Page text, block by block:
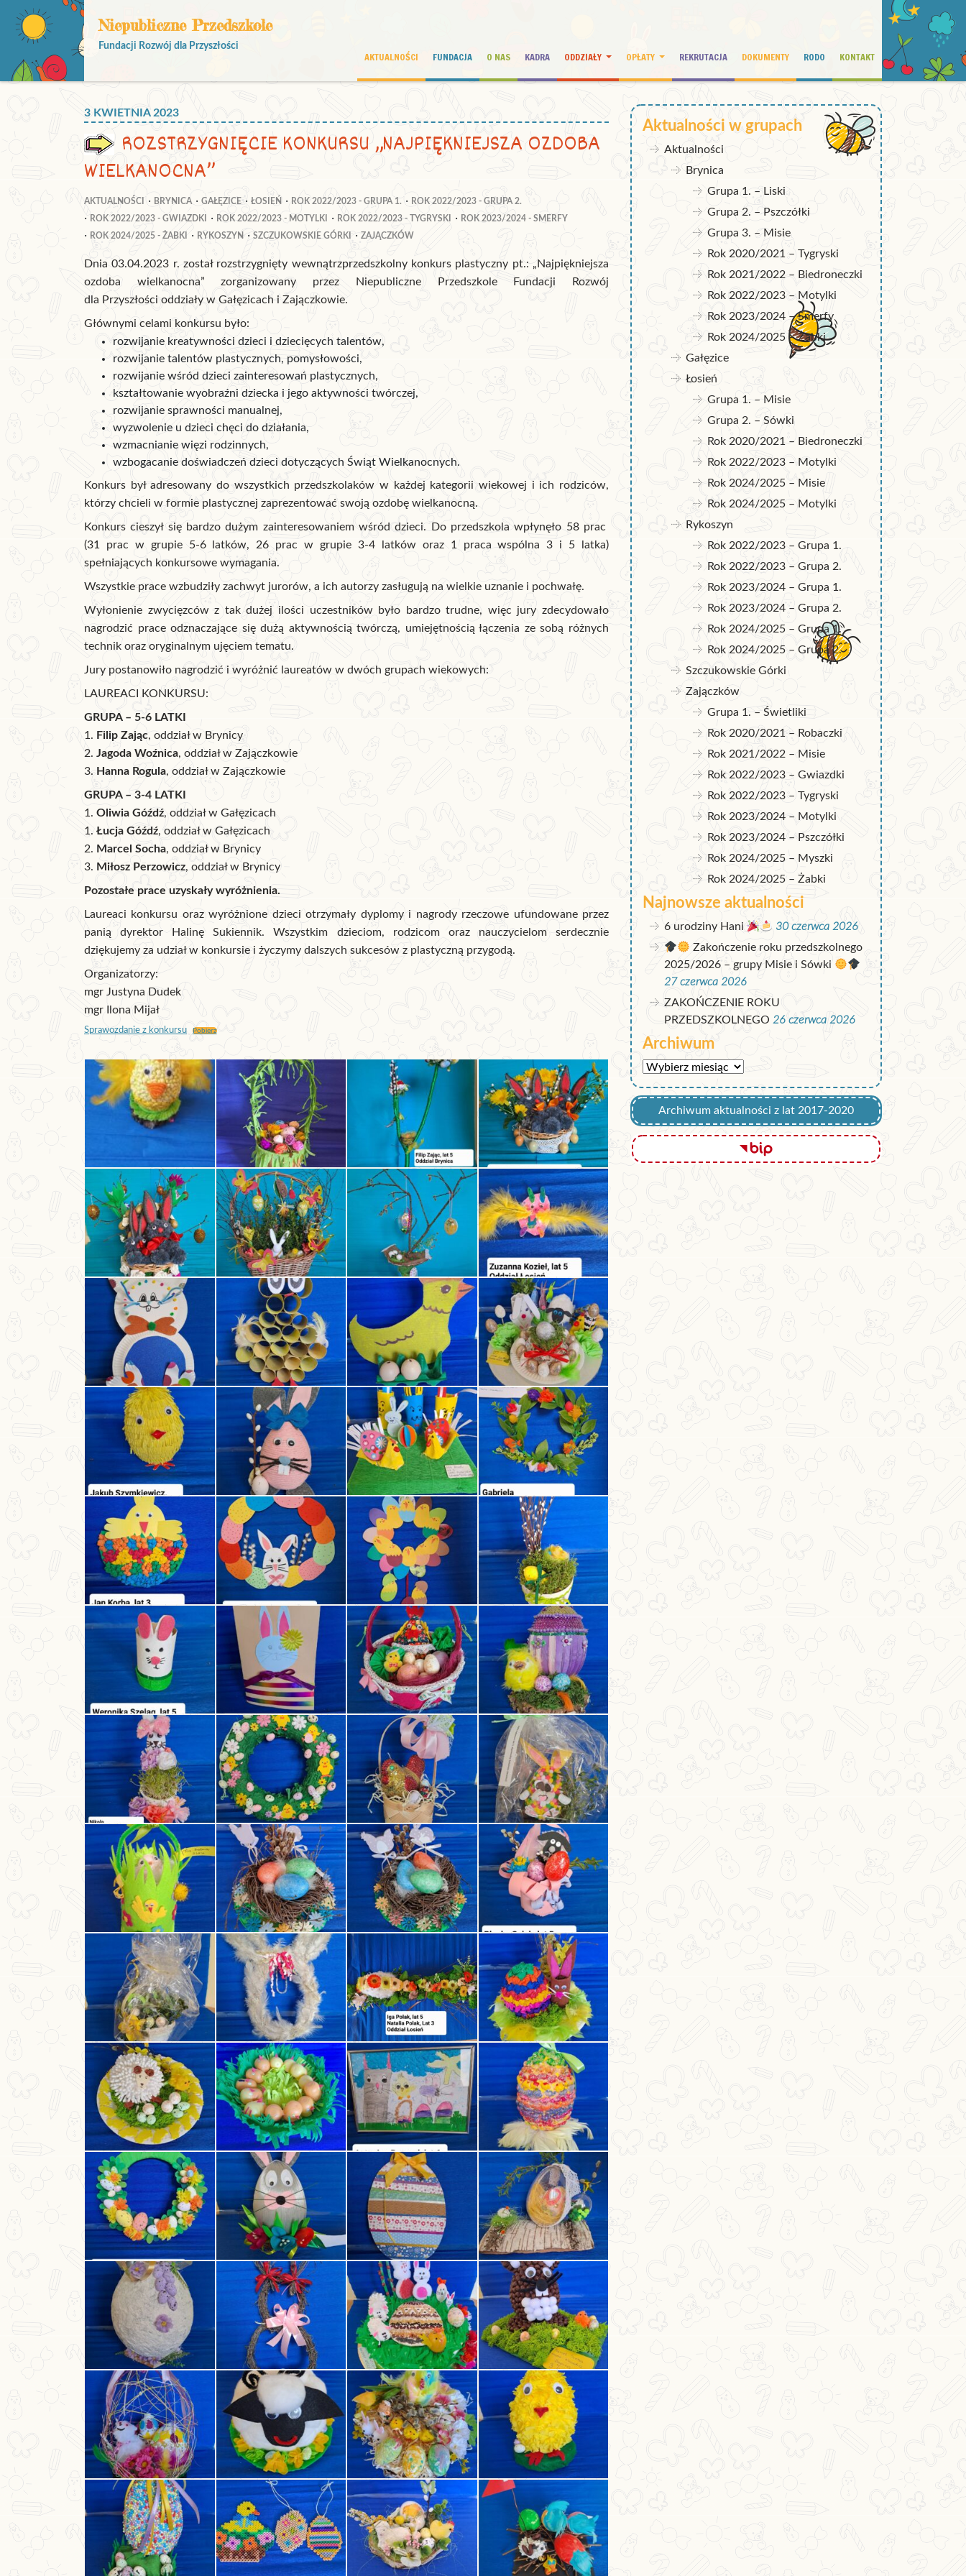
Niepubliczne Przedszkole
Fundacji Rozwój dla Przyszłości
AKTUALNOŚCI FUNDACJA O NAS KADRA ODDZIAŁY OPŁATY REKRUTACJA DOKUMENTY RODO KONTAKT
3 KWIETNIA 2023
ROZSTRZYGNIĘCIE KONKURSU „NAJPIĘKNIEJSZA OZDOBA
WIELKANOCNA”
AKTUALNOŚCI BRYNICA GAŁĘZICE ŁOSIEŃ ROK 2022/2023 - GRUPA 1.
ROK 2022/2023 - GRUPA 2.
ROK 2022/2023 - GWIAZDKI
ROK 2022/2023 - MOTYLKI ROK 2022/2023 - TYGRYSKI
ROK 2023/2024 - SMERFY
ROK 2024/2025 - ŻABKI
RYKOSZYN SZCZUKOWSKIE GÓRKI ZAJĄCZKÓW
Dnia 03.04.2023 r. został rozstrzygnięty wewnątrzprzedszkolny konkurs plastyczny pt.: „Najpiękniejsza
ozdoba wielkanocna” zorganizowany przez Niepubliczne Przedszkole Fundacji Rozwój
dla Przyszłości oddziały w Gałęzicach i Zajączkowie.
Głównymi celami konkursu było:
rozwijanie kreatywności dzieci i dziecięcych talentów,
rozwijanie talentów plastycznych, pomysłowości,
rozwijanie wśród dzieci zainteresowań plastycznych,
kształtowanie wyobraźni dziecka i jego aktywności twórczej,
rozwijanie sprawności manualnej,
wyzwolenie u dzieci chęci do działania,
wzmacnianie więzi rodzinnych,
wzbogacanie doświadczeń dzieci dotyczących Świąt Wielkanocnych.
Konkurs był adresowany do wszystkich przedszkolaków w każdej kategorii wiekowej i ich rodziców,
którzy chcieli w formie plastycznej zaprezentować swoją ozdobę wielkanocną.
Konkurs cieszył się bardzo dużym zainteresowaniem wśród dzieci. Do przedszkola wpłynęło 58 prac
(31 prac w grupie 5-6 latków, 26 prac w grupie 3-4 latków oraz 1 praca wspólna 3 i 5 latka)
spełniających konkursowe wymagania.
Wszystkie prace wzbudziły zachwyt jurorów, a ich autorzy zasługują na wielkie uznanie i pochwałę.
Wyłonienie zwycięzców z tak dużej ilości uczestników było bardzo trudne, więc jury zdecydowało
nagrodzić prace odznaczające się dużą aktywnością twórczą, umiejętnością łączenia ze sobą różnych
technik oraz oryginalnym ujęciem tematu.
Jury postanowiło nagrodzić i wyróżnić laureatów w dwóch grupach wiekowych:
LAUREACI KONKURSU:
GRUPA – 5-6 LATKI
1. Filip Zając, oddział w Brynicy
2. Jagoda Woźnica, oddział w Zajączkowie
3. Hanna Rogula, oddział w Zajączkowie
GRUPA – 3-4 LATKI
1. Oliwia Góźdź, oddział w Gałęzicach
1. Łucja Góźdź, oddział w Gałęzicach
2. Marcel Socha, oddział w Brynicy
3. Miłosz Perzowicz, oddział w Brynicy
Pozostałe prace uzyskały wyróżnienia.
Laureaci konkursu oraz wyróżnione dzieci otrzymały dyplomy i nagrody rzeczowe ufundowane przez
panią dyrektor Halinę Sukiennik. Wszystkim dzieciom, rodzicom oraz nauczycielom serdecznie
dziękujemy za udział w konkursie i życzymy dalszych sukcesów z plastyczną przygodą.
Organizatorzy:
mgr Justyna Dudek
mgr Ilona Mijał
Sprawozdanie z konkursu Pobierz
Aktualności w grupach
Aktualności
Brynica
Grupa 1. – Liski
Grupa 2. – Pszczółki
Grupa 3. – Misie
Rok 2020/2021 – Tygryski
Rok 2021/2022 – Biedroneczki
Rok 2022/2023 – Motylki
Rok 2023/2024 – Smerfy
Rok 2024/2025 – Żabki
Gałęzice
Łosień
Grupa 1. – Misie
Grupa 2. – Sówki
Rok 2020/2021 – Biedroneczki
Rok 2022/2023 – Motylki
Rok 2024/2025 – Misie
Rok 2024/2025 – Motylki
Rykoszyn
Rok 2022/2023 – Grupa 1.
Rok 2022/2023 – Grupa 2.
Rok 2023/2024 – Grupa 1.
Rok 2023/2024 – Grupa 2.
Rok 2024/2025 – Grupa 1.
Rok 2024/2025 – Grupa 2.
Szczukowskie Górki
Zajączków
Grupa 1. – Świetliki
Rok 2020/2021 – Robaczki
Rok 2021/2022 – Misie
Rok 2022/2023 – Gwiazdki
Rok 2022/2023 – Tygryski
Rok 2023/2024 – Motylki
Rok 2023/2024 – Pszczółki
Rok 2024/2025 – Myszki
Rok 2024/2025 – Żabki
Najnowsze aktualności
6 urodziny Hani
30 czerwca 2026
Zakończenie roku przedszkolnego
2025/2026 – grupy Misie i Sówki
27 czerwca 2026
ZAKOŃCZENIE ROKU
PRZEDSZKOLNEGO 26 czerwca 2026
Archiwum
Archiwum
Archiwum aktualności z lat 2017-2020